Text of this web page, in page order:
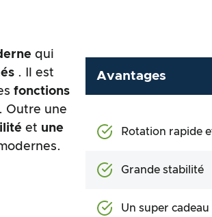
qui
. Il est
fonctions
. Outre une
et une
Avantages
Rotation rapide
Grande stabilité
Un super